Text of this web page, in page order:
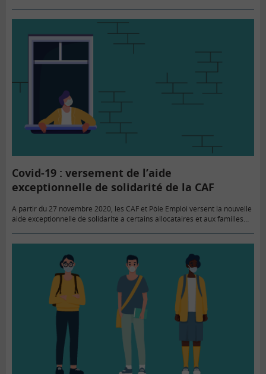
Covid-19 : versement de l’aide
exceptionnelle de solidarité de la CAF
A partir du 27 novembre 2020, les CAF et Pôle Emploi versent la nouvelle
aide exceptionnelle de solidarité à certains allocataires et aux familles